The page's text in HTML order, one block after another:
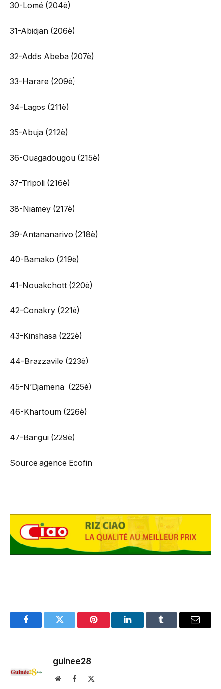
30-Lomé (204è)
31-Abidjan (206è)
32-Addis Abeba (207è)
33-Harare (209è)
34-Lagos (211è)
35-Abuja (212è)
36-Ouagadougou (215è)
37-Tripoli (216è)
38-Niamey (217è)
39-Antananarivo (218è)
40-Bamako (219è)
41-Nouakchott (220è)
42-Conakry (221è)
43-Kinshasa (222è)
44-Brazzavile (223è)
45-N’Djamena (225è)
46-Khartoum (226è)
47-Bangui (229è)
Source agence Ecofin
FacebookTwitter Pinterest LinkedInTumblr Email
guinee28
WebsiteFacebook